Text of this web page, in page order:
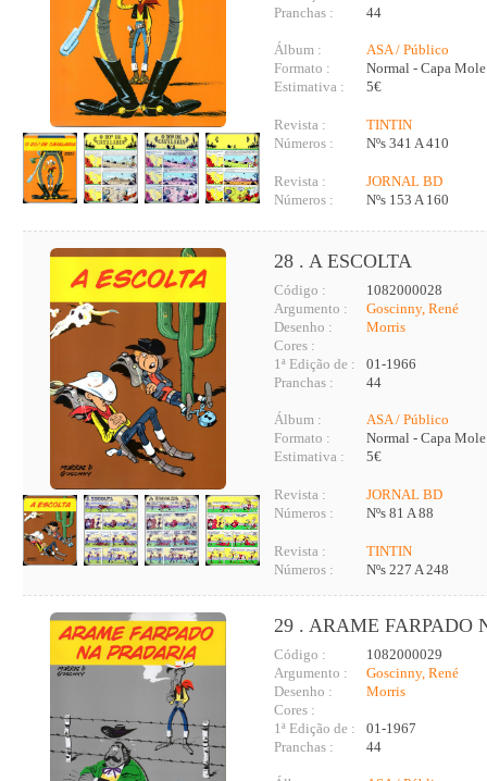
Pranchas :
44
Álbum :
ASA / Público
Formato :
Normal - Capa Mole
Estimativa :
5€
Revista :
TINTIN
Números :
Nºs 341 A 410
Revista :
JORNAL BD
Números :
Nºs 153 A 160
28 . A ESCOLTA
Código :
1082000028
Argumento :
Goscinny, René
Desenho :
Morris
Cores :
1ª Edição de :
01-1966
Pranchas :
44
Álbum :
ASA / Público
Formato :
Normal - Capa Mole
Estimativa :
5€
Revista :
JORNAL BD
Números :
Nºs 81 A 88
Revista :
TINTIN
Números :
Nºs 227 A 248
29 . ARAME FARPADO
Código :
1082000029
Argumento :
Goscinny, René
Desenho :
Morris
Cores :
1ª Edição de :
01-1967
Pranchas :
44